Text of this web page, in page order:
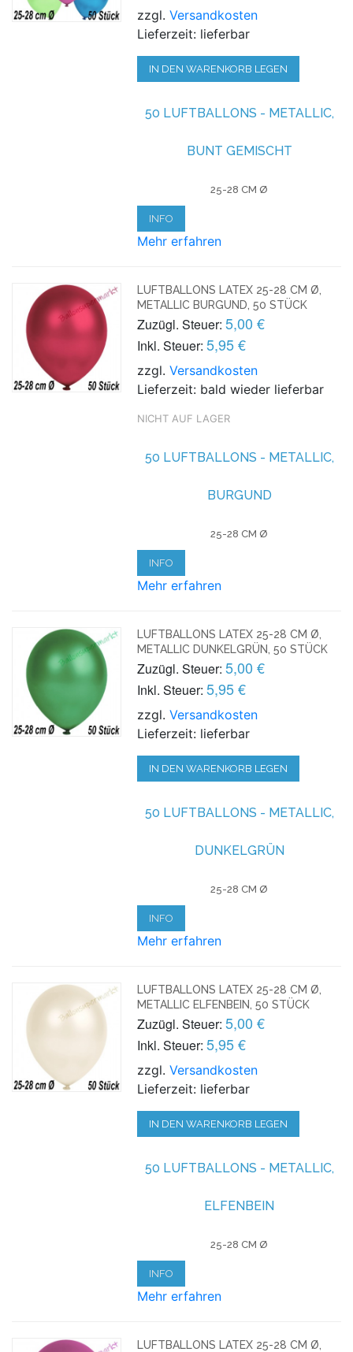
zzgl.Versandkosten
Lieferzeit: lieferbar
IN DEN WARENKORB LEGEN
50 LUFTBALLONS - METALLIC,
BUNT GEMISCHT
25-28 CM Ø
INFO
Mehr erfahren
LUFTBALLONS LATEX 25-28 CM Ø,
METALLIC BURGUND, 50 STÜCK
Zuzügl. Steuer: 5,00 €
Inkl. Steuer: 5,95 €
zzgl.Versandkosten
Lieferzeit: bald wieder lieferbar
NICHT AUF LAGER
50 LUFTBALLONS - METALLIC,
BURGUND
25-28 CM Ø
INFO
Mehr erfahren
LUFTBALLONS LATEX 25-28 CM Ø,
METALLIC DUNKELGRÜN, 50 STÜCK
Zuzügl. Steuer: 5,00 €
Inkl. Steuer: 5,95 €
zzgl.Versandkosten
Lieferzeit: lieferbar
IN DEN WARENKORB LEGEN
50 LUFTBALLONS - METALLIC,
DUNKELGRÜN
25-28 CM Ø
INFO
Mehr erfahren
LUFTBALLONS LATEX 25-28 CM Ø,
METALLIC ELFENBEIN, 50 STÜCK
Zuzügl. Steuer: 5,00 €
Inkl. Steuer: 5,95 €
zzgl.Versandkosten
Lieferzeit: lieferbar
IN DEN WARENKORB LEGEN
50 LUFTBALLONS - METALLIC,
ELFENBEIN
25-28 CM Ø
INFO
Mehr erfahren
LUFTBALLONS LATEX 25-28 CM Ø,